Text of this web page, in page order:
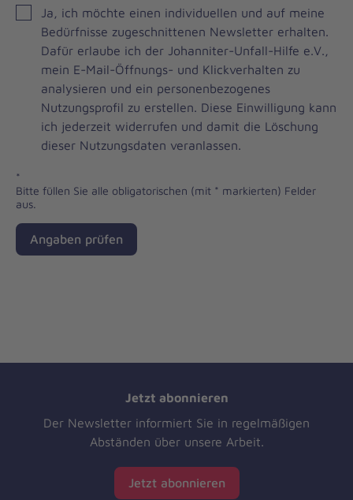
Brevo
Newsletter
Checkbox
Ja, ich möchte einen individuellen und auf meine
Bedürfnisse zugeschnittenen Newsletter erhalten.
Dafür erlaube ich der Johanniter-Unfall-Hilfe e.V.,
mein E-Mail-Öffnungs- und Klickverhalten zu
analysieren und ein personenbezogenes
Nutzungsprofil zu erstellen. Diese Einwilligung kann
ich jederzeit widerrufen und damit die Löschung
dieser Nutzungsdaten veranlassen.
*
Bitte füllen Sie alle obligatorischen (mit * markierten) Felder
aus.
Angaben prüfen
Jetzt abonnieren
Der Newsletter informiert Sie in regelmäßigen
Abständen über unsere Arbeit.
Jetzt abonnieren